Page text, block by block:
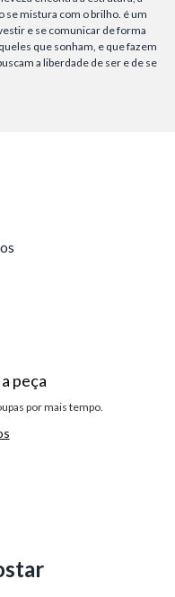
se mistura com o brilho. é um
e se comunicar de forma
que sonham, e que fazem
a liberdade de ser e de se
peça
por mais tempo.